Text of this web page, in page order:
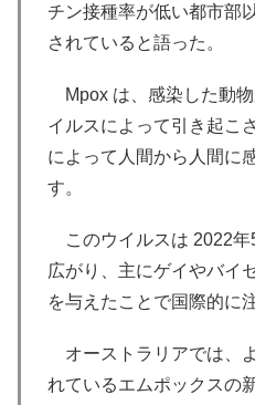
チン接種率が低い都市部
されていると語った。
Mpox は、感染した動
イルスによって引き起こ
によって人間から人間に
す。
このウイルスは 2022年
広がり、主にゲイやバイ
を与えたことで国際的に
オーストラリアでは、
れているエムポックスの